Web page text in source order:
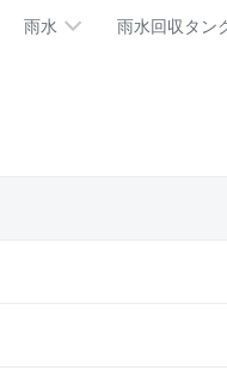
雨水 雨水回収タン